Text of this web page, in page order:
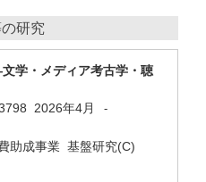
研究
学・メディア考古学・聴
2026年4月 -
助成事業 基盤研究(C)